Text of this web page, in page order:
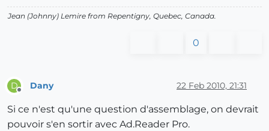
Jean (Johnny) Lemire from Repentigny, Quebec, Canada.
0
D Dany 22 Feb 2010, 21:31
Si ce n'est qu'une question d'assemblage, on devrait
pouvoir s'en sortir avec Ad.Reader Pro.